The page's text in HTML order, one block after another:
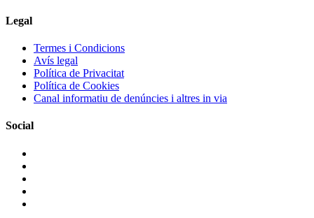
Legal
Termes i Condicions
Avís legal
Política de Privacitat
Política de Cookies
Canal informatiu de denúncies i altres in via
Social